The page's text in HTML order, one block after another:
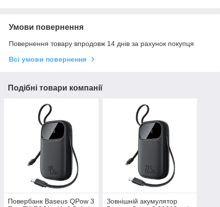
Умови повернення
Повернення товару впродовж 14 днів за рахунок покупця
Всі умови повернення
Подібні товари компанії
Повербанк Baseus QPow 3
Зовнішній акумулятор